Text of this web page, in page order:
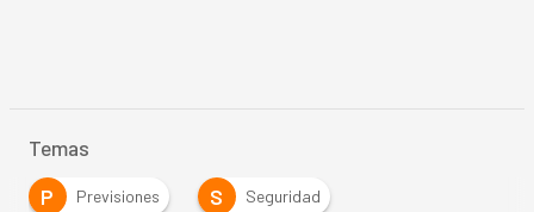
Temas
P
Previsiones S Seguridad